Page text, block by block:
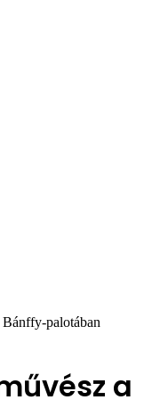
palotában
a